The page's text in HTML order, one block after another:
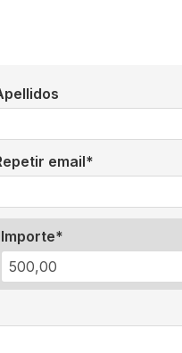
email
Importe